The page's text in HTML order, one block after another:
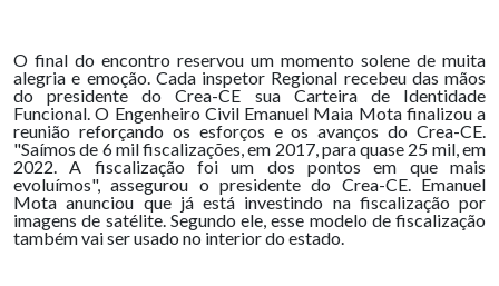
O final do encontro reservou um momento solene de muita
alegria e emoção. Cada inspetor Regional recebeu das mãos
do presidente do Crea-CE sua Carteira de Identidade
Funcional. O Engenheiro Civil Emanuel Maia Mota finalizou a
reunião reforçando os esforços e os avanços do Crea-CE.
"Saímos de 6 mil fiscalizações, em 2017, para quase 25 mil, em
2022. A fiscalização foi um dos pontos em que mais
evoluímos", assegurou o presidente do Crea-CE. Emanuel
Mota anunciou que já está investindo na fiscalização por
imagens de satélite. Segundo ele, esse modelo de fiscalização
também vai ser usado no interior do estado.